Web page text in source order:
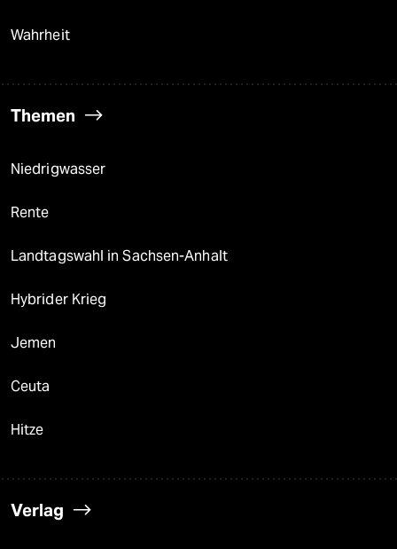
Wahrheit
Themen
Niedrigwasser
Rente
Landtagswahl in Sachsen-Anhalt
Hybrider Krieg
Jemen
Ceuta
Hitze
Verlag